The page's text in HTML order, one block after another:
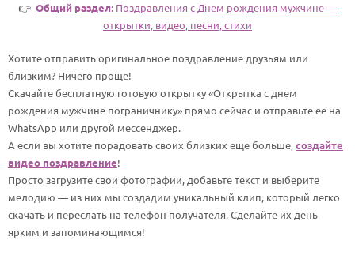
По именам
👉 Общий раздел: Поздравления с Днем рождения мужчине —
открытки, видео, песни, стихи
Хотите отправить оригинальное поздравление друзьям или
близким? Ничего проще!
Скачайте бесплатную готовую открытку «Открытка с днем
рождения мужчине пограничнику» прямо сейчас и отправьте ее на
WhatsApp или другой мессенджер.
А если вы хотите порадовать своих близких еще больше,создайте
видео поздравление!
Просто загрузите свои фотографии, добавьте текст и выберите
мелодию — из них мы создадим уникальный клип, который легко
скачать и переслать на телефон получателя. Сделайте их день
ярким и запоминающимся!